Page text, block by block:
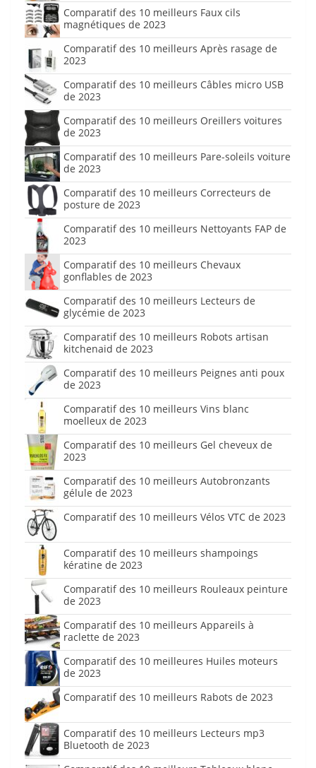
Comparatif des 10 meilleurs Faux cils
magnétiques de 2023
Comparatif des 10 meilleurs Après rasage de
2023
Comparatif des 10 meilleurs Câbles micro USB
de 2023
Comparatif des 10 meilleurs Oreillers voitures
de 2023
Comparatif des 10 meilleurs Pare-soleils voiture
de 2023
Comparatif des 10 meilleurs Correcteurs de
posture de 2023
Comparatif des 10 meilleurs Nettoyants FAP de
2023
Comparatif des 10 meilleurs Chevaux
gonflables de 2023
Comparatif des 10 meilleurs Lecteurs de
glycémie de 2023
Comparatif des 10 meilleurs Robots artisan
kitchenaid de 2023
Comparatif des 10 meilleurs Peignes anti poux
de 2023
Comparatif des 10 meilleurs Vins blanc
moelleux de 2023
Comparatif des 10 meilleurs Gel cheveux de
2023
Comparatif des 10 meilleurs Autobronzants
gélule de 2023
Comparatif des 10 meilleurs Vélos VTC de 2023
Comparatif des 10 meilleurs shampoings
kératine de 2023
Comparatif des 10 meilleurs Rouleaux peinture
de 2023
Comparatif des 10 meilleurs Appareils à
raclette de 2023
Comparatif des 10 meilleures Huiles moteurs
de 2023
Comparatif des 10 meilleurs Rabots de 2023
Comparatif des 10 meilleurs Lecteurs mp3
Bluetooth de 2023